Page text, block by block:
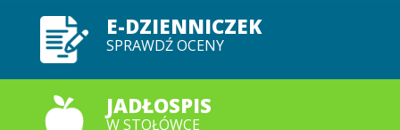
E-DZIENNICZEK
SPRAWDŹ OCENY
JADŁOSPIS
W STOŁÓWCE